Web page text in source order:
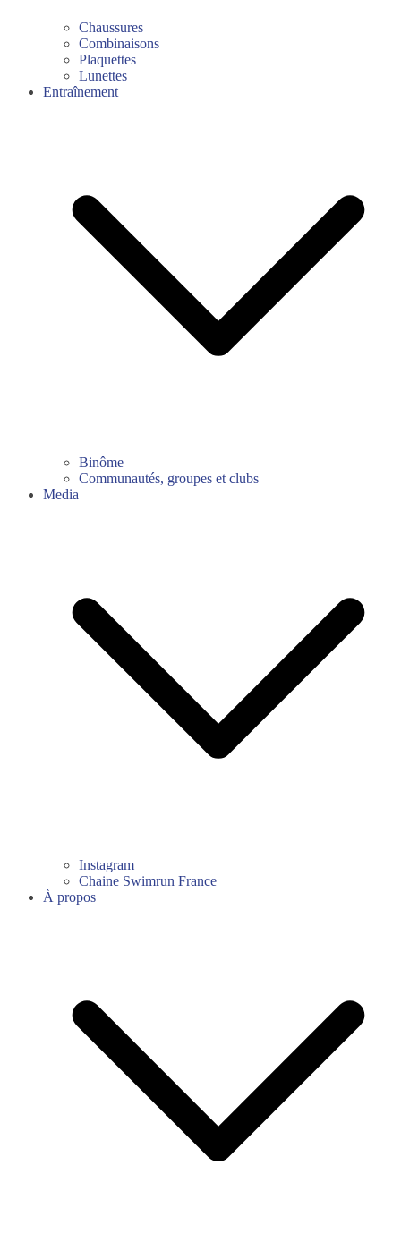
Chaussures
Combinaisons
Plaquettes
Lunettes
Entraînement
Binôme
Communautés, groupes et clubs
Media
Instagram
Chaine Swimrun France
À propos